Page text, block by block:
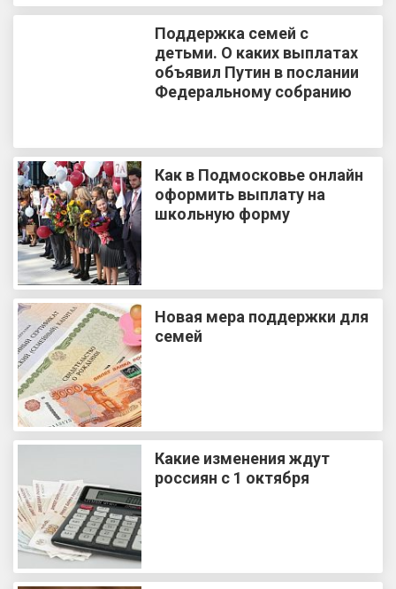
Поддержка семей с
детьми. О каких выплатах
объявил Путин в послании
Федеральному собранию
Как в Подмосковье онлайн
оформить выплату на
школьную форму
Новая мера поддержки для
семей
Какие изменения ждут
россиян с 1 октября